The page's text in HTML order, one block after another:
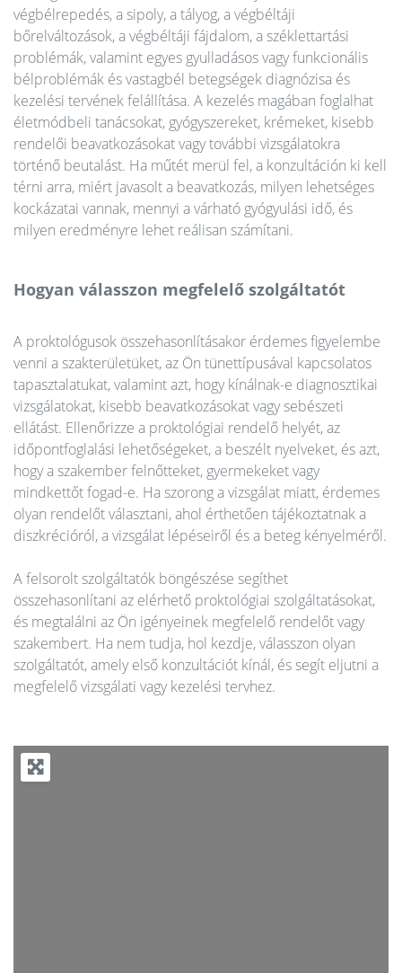
végbélrepedés, a sipoly, a tályog, a végbéltáji
bőrelváltozások, a végbéltáji fájdalom, a széklettartási
problémák, valamint egyes gyulladásos vagy funkcionális
bélproblémák és vastagbél betegségek diagnózisa és
kezelési tervének felállítása. A kezelés magában foglalhat
életmódbeli tanácsokat, gyógyszereket, krémeket, kisebb
rendelői beavatkozásokat vagy további vizsgálatokra
történő beutalást. Ha műtét merül fel, a konzultáción ki kell
térni arra, miért javasolt a beavatkozás, milyen lehetséges
kockázatai vannak, mennyi a várható gyógyulási idő, és
milyen eredményre lehet reálisan számítani.
Hogyan válasszon megfelelő szolgáltatót
A proktológusok összehasonlításakor érdemes figyelembe
venni a szakterületüket, az Ön tünettípusával kapcsolatos
tapasztalatukat, valamint azt, hogy kínálnak-e diagnosztikai
vizsgálatokat, kisebb beavatkozásokat vagy sebészeti
ellátást. Ellenőrizze a proktológiai rendelő helyét, az
időpontfoglalási lehetőségeket, a beszélt nyelveket, és azt,
hogy a szakember felnőtteket, gyermekeket vagy
mindkettőt fogad-e. Ha szorong a vizsgálat miatt, érdemes
olyan rendelőt választani, ahol érthetően tájékoztatnak a
diszkrécióról, a vizsgálat lépéseiről és a beteg kényelméről.
A felsorolt szolgáltatók böngészése segíthet
összehasonlítani az elérhető proktológiai szolgáltatásokat,
és megtalálni az Ön igényeinek megfelelő rendelőt vagy
szakembert. Ha nem tudja, hol kezdje, válasszon olyan
szolgáltatót, amely első konzultációt kínál, és segít eljutni a
megfelelő vizsgálati vagy kezelési tervhez.